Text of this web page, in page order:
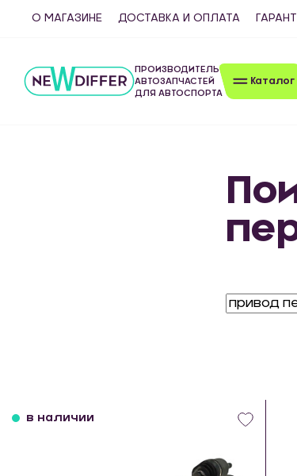
О МАГАЗИНЕ ДОСТАВКА И ОПЛАТА
ПРОИЗВОДИТЕЛЬ
АВТОЗАПЧАСТЕЙ
ДЛЯ АВТОСПОРТА
Каталог
в наличии